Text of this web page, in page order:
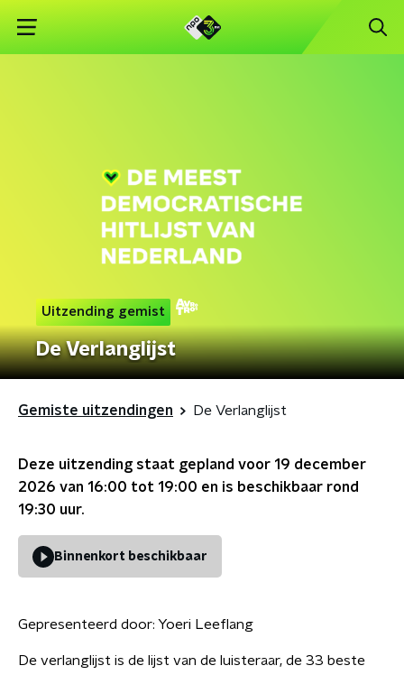
Uitzending gemist
De Verlanglijst
Gemiste uitzendingen De Verlanglijst
Deze uitzending staat gepland voor 19 december
2026 van 16:00 tot 19:00 en is beschikbaar rond
19:30 uur.
Binnenkort beschikbaar
Gepresenteerd door: Yoeri Leeflang
De verlanglijst is de lijst van de luisteraar, de 33 beste